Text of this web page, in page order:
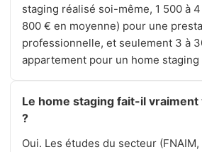
staging réalisé soi-même, 1 500 à
800 € en moyenne) pour une
professionnelle, et seulement 3 à
appartement pour un home
Le home staging fait-il
?
Oui. Les études du secteur